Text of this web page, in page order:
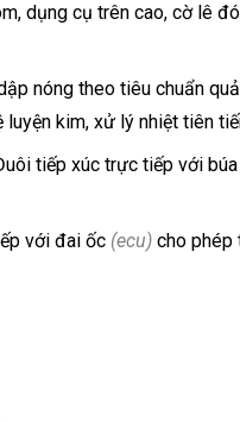
dụng cụ trên cao, cờ lê
nóng theo tiêu chuẩn
kim, xử lý nhiệt tiên
tiếp xúc trực tiếp với
với đai ốc (ecu) cho phép